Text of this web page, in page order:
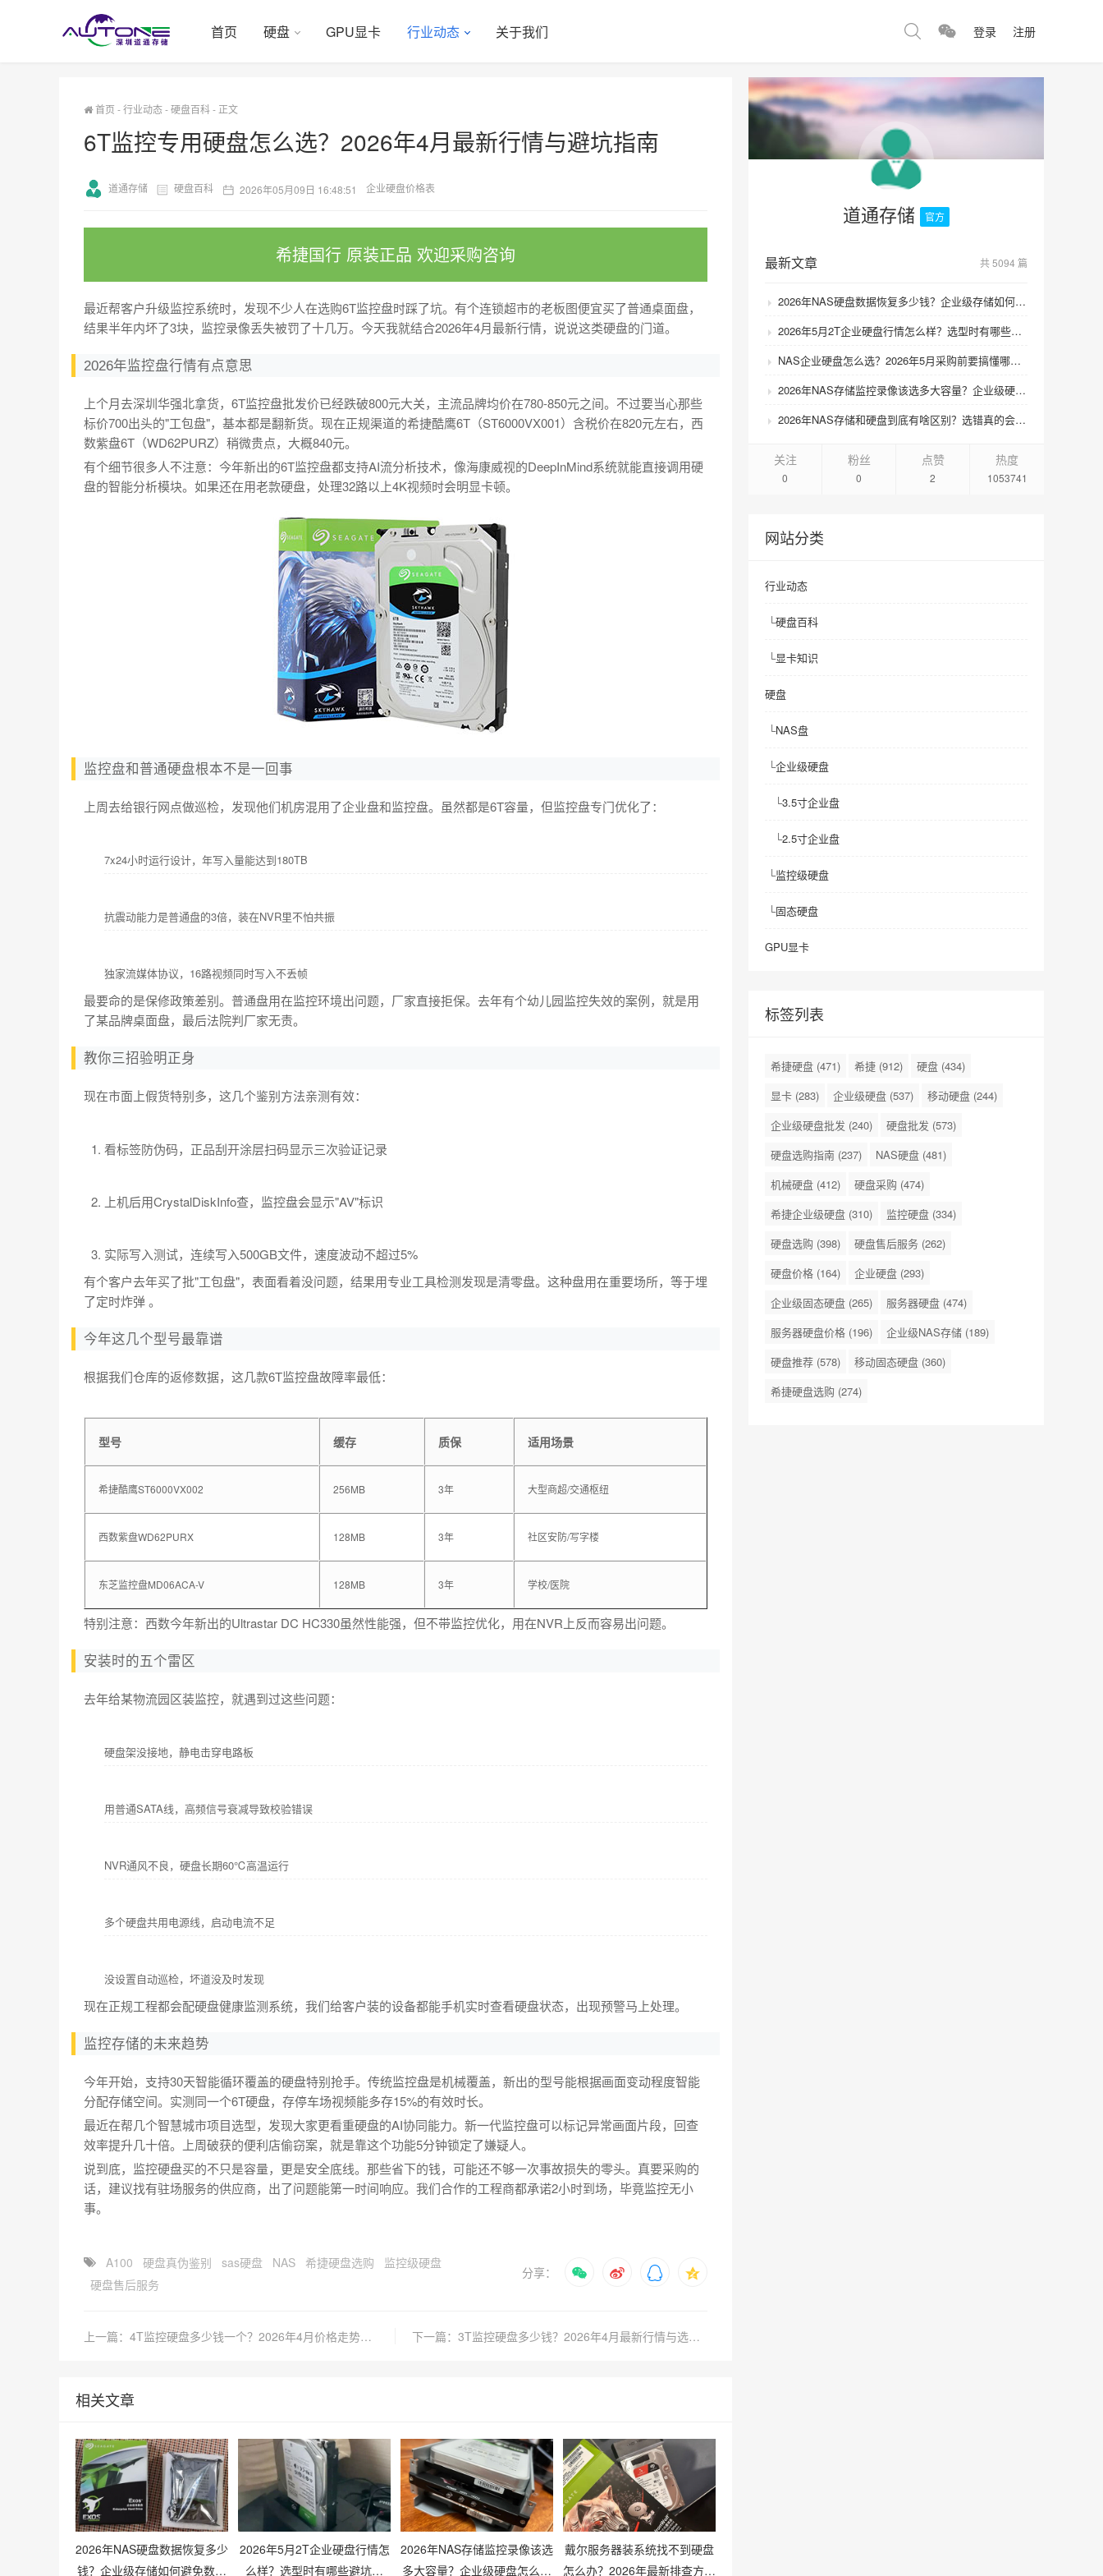
首页 硬盘 GPU显卡 行业动态 关于我们 登录 注册
首页 -行业动态-硬盘百科- 正文
6T监控专用硬盘怎么选？2026年4月最新行情与避坑指南
道通存储 硬盘百科 2026年05月09日 16:48:51 企业硬盘价格表
希捷国行 原装正品 欢迎采购咨询
最近帮客户升级监控系统时，发现不少人在选购6T监控盘时踩了坑。有个连锁超市的老板图便宜买了普通桌面盘，
结果半年内坏了3块，监控录像丢失被罚了十几万。今天我就结合2026年4月最新行情，说说这类硬盘的门道。
2026年监控盘行情有点意思
上个月去深圳华强北拿货，6T监控盘批发价已经跌破800元大关，主流品牌均价在780-850元之间。不过要当心那些
标价700出头的"工包盘"，基本都是翻新货。现在正规渠道的希捷酷鹰6T（ST6000VX001）含税价在820元左右，西
数紫盘6T（WD62PURZ）稍微贵点，大概840元。
有个细节很多人不注意：今年新出的6T监控盘都支持AI流分析技术，像海康威视的DeepInMind系统就能直接调用硬
盘的智能分析模块。如果还在用老款硬盘，处理32路以上4K视频时会明显卡顿。
监控盘和普通硬盘根本不是一回事
上周去给银行网点做巡检，发现他们机房混用了企业盘和监控盘。虽然都是6T容量，但监控盘专门优化了：
7x24小时运行设计，年写入量能达到180TB
抗震动能力是普通盘的3倍，装在NVR里不怕共振
独家流媒体协议，16路视频同时写入不丢帧
最要命的是保修政策差别。普通盘用在监控环境出问题，厂家直接拒保。去年有个幼儿园监控失效的案例，就是用
了某品牌桌面盘，最后法院判厂家无责。
教你三招验明正身
现在市面上假货特别多，这几个鉴别方法亲测有效：
看标签防伪码，正品刮开涂层扫码显示三次验证记录
上机后用CrystalDiskInfo查，监控盘会显示"AV"标识
实际写入测试，连续写入500GB文件，速度波动不超过5%
有个客户去年买了批"工包盘"，表面看着没问题，结果用专业工具检测发现是清零盘。这种盘用在重要场所，等于埋
了定时炸弹 。
今年这几个型号最靠谱
根据我们仓库的返修数据，这几款6T监控盘故障率最低：
型号 缓存 质保 适用场景
希捷酷鹰ST6000VX002 256MB 3年 大型商超/交通枢纽
西数紫盘WD62PURX 128MB 3年 社区安防/写字楼
东芝监控盘MD06ACA-V 128MB 3年 学校/医院
特别注意：西数今年新出的Ultrastar DC HC330虽然性能强，但不带监控优化，用在NVR上反而容易出问题。
安装时的五个雷区
去年给某物流园区装监控，就遇到过这些问题：
硬盘架没接地，静电击穿电路板
用普通SATA线，高频信号衰减导致校验错误
NVR通风不良，硬盘长期60℃高温运行
多个硬盘共用电源线，启动电流不足
没设置自动巡检，坏道没及时发现
现在正规工程都会配硬盘健康监测系统，我们给客户装的设备都能手机实时查看硬盘状态，出现预警马上处理。
监控存储的未来趋势
今年开始，支持30天智能循环覆盖的硬盘特别抢手。传统监控盘是机械覆盖，新出的型号能根据画面变动程度智能
分配存储空间。实测同一个6T硬盘，存停车场视频能多存15%的有效时长。
最近在帮几个智慧城市项目选型，发现大家更看重硬盘的AI协同能力。新一代监控盘可以标记异常画面片段，回查
效率提升几十倍。上周破获的便利店偷窃案，就是靠这个功能5分钟锁定了嫌疑人。
说到底，监控硬盘买的不只是容量，更是安全底线。那些省下的钱，可能还不够一次事故损失的零头。真要采购的
话，建议找有驻场服务的供应商，出了问题能第一时间响应。我们合作的工程商都承诺2小时到场，毕竟监控无小
事。
A100 硬盘真伪鉴别 sas硬盘 NAS 希捷硬盘选购
监控级硬盘
硬盘售后服务
分享：
上一篇：4T监控硬盘多少钱一个？2026年4月价格走势与选购指南 下一篇：3T监控硬盘多少钱？2026年4月最新行情与选购指南
相关文章
2026年NAS硬盘数据恢复多少
钱？企业级存储如何避免数据
2026年5月2T企业硬盘行情怎
么样？选型时有哪些避坑技
2026年NAS存储监控录像该选
多大容量？企业级硬盘怎么搭
戴尔服务器装系统找不到硬盘
怎么办？2026年最新排查方法
道通存储 官方
最新文章 共 5094 篇
2026年NAS硬盘数据恢复多少钱？企业级存储如何避免数据丢失风险？
2026年5月2T企业硬盘行情怎么样？选型时有哪些避坑技巧？
NAS企业硬盘怎么选？2026年5月采购前要搞懂哪些坑？
2026年NAS存储监控录像该选多大容量？企业级硬盘怎么搭配才划算？
2026年NAS存储和硬盘到底有啥区别？选错真的会后悔吗？
关注
0
粉丝
0
点赞
2
热度
1053741
网站分类
行业动态
└硬盘百科
└显卡知识
硬盘
└NAS盘
└企业级硬盘
└3.5寸企业盘
└2.5寸企业盘
└监控级硬盘
└固态硬盘
GPU显卡
标签列表
希捷硬盘 (471) 希捷 (912) 硬盘 (434)
显卡 (283) 企业级硬盘 (537) 移动硬盘 (244)
企业级硬盘批发 (240) 硬盘批发 (573)
硬盘选购指南 (237) NAS硬盘 (481)
机械硬盘 (412) 硬盘采购 (474)
希捷企业级硬盘 (310) 监控硬盘 (334)
硬盘选购 (398) 硬盘售后服务 (262)
硬盘价格 (164) 企业硬盘 (293)
企业级固态硬盘 (265) 服务器硬盘 (474)
服务器硬盘价格 (196) 企业级NAS存储 (189)
硬盘推荐 (578) 移动固态硬盘 (360)
希捷硬盘选购 (274)